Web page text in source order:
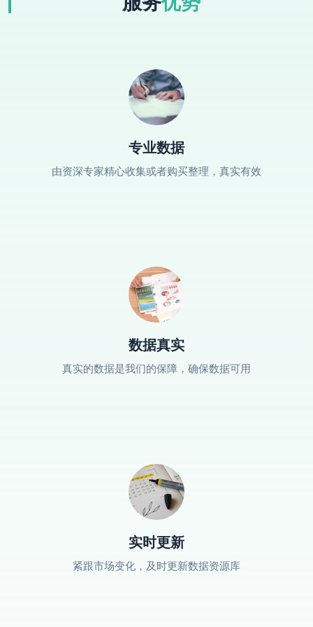
专业数据
由资深专家精心收集或者购买整理，真实有效
数据真实
真实的数据是我们的保障，确保数据可用
实时更新
紧跟市场变化，及时更新数据资源库